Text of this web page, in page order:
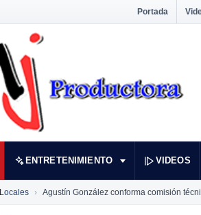
Portada
ENTRETENIMIENTO VIDEOS
Locales Agustín González conforma comisión